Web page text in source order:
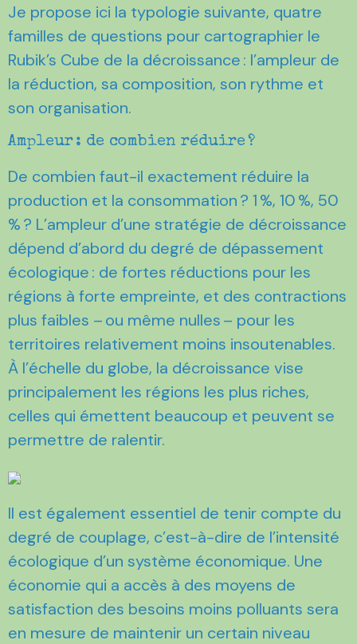
Je propose ici la typologie suivante, quatre
familles de questions pour cartographier le
Rubik’s Cube de la décroissance : l’ampleur de
la réduction, sa composition, son rythme et
son organisation.
Ampleur : de combien réduire ?
De combien faut-il exactement réduire la
production et la consommation ? 1 %, 10 %, 50
% ? L’ampleur d’une stratégie de décroissance
dépend d’abord du degré de dépassement
écologique : de fortes réductions pour les
régions à forte empreinte, et des contractions
plus faibles – ou même nulles – pour les
territoires relativement moins insoutenables.
À l’échelle du globe, la décroissance vise
principalement les régions les plus riches,
celles qui émettent beaucoup et peuvent se
permettre de ralentir.
Il est également essentiel de tenir compte du
degré de couplage, c’est-à-dire de l’intensité
écologique d’un système économique. Une
économie qui a accès à des moyens de
satisfaction des besoins moins polluants sera
en mesure de maintenir un certain niveau